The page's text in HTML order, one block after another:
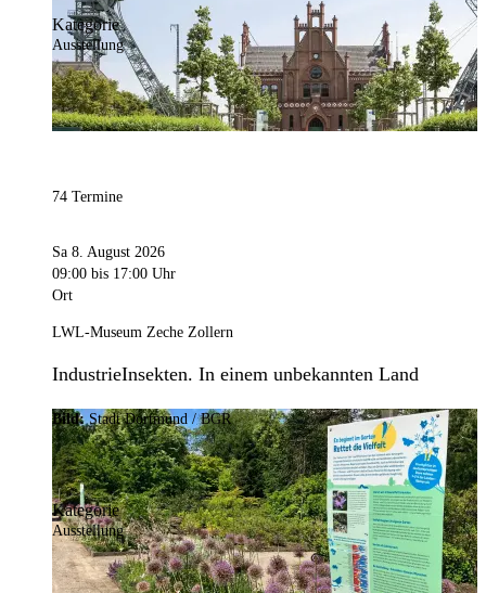
Kategorie
Ausstellung
74 Termine
Sa 8. August 2026
09:00 bis 17:00 Uhr
Ort
LWL-Museum Zeche Zollern
IndustrieInsekten. In einem unbekannten Land
Bild: Stadt Dortmund / BGR
Kategorie
Ausstellung